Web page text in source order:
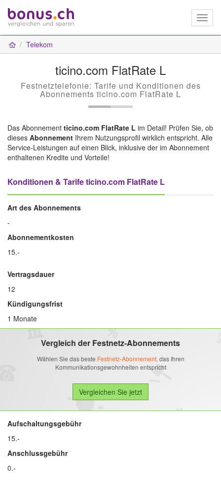
Telekom
ticino.com FlatRate L
Festnetztelefonie: Tarife und Konditionen des
Abonnements ticino.com FlatRate L
Das Abonnement ticino.com FlatRate L im Detail! Prüfen Sie, ob
dieses Abonnement Ihrem Nutzungsprofil wirklich entspricht. Alle
Service-Leistungen auf einen Blick, inklusive der im Abonnement
enthaltenen Kredite und Vorteile!
Konditionen & Tarife ticino.com FlatRate L
Art des Abonnements
-
Abonnementkosten
15.-
Vertragsdauer
12
Kündigungsfrist
1 Monate
Vergleich der Festnetz-Abonnements
Wählen Sie das beste Festnetz-Abonnement, das Ihren
Kommunikationsgewohnheiten entspricht
Aufschaltungsgebühr
15.-
Anschlussgebühr
0.-